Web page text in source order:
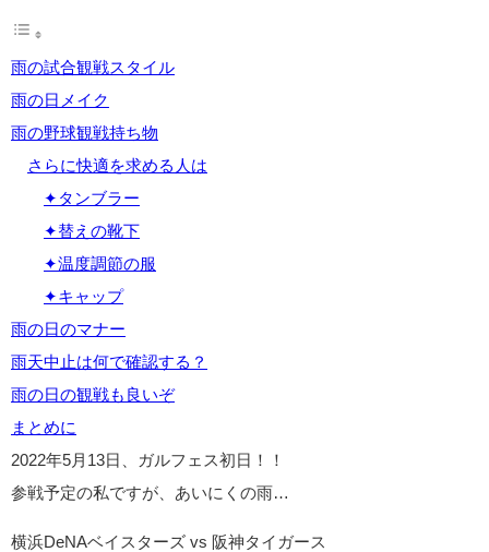
雨の試合観戦スタイル
雨の日メイク
雨の野球観戦持ち物
さらに快適を求める人は
✦タンブラー
✦替えの靴下
✦温度調節の服
✦キャップ
雨の日のマナー
雨天中止は何で確認する？
雨の日の観戦も良いぞ
まとめに
2022年5月13日、ガルフェス初日！！
参戦予定の私ですが、あいにくの雨…
横浜DeNAベイスターズ vs 阪神タイガース